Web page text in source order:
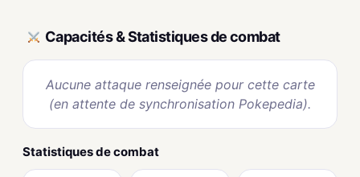
Capacités & Statistiques de combat
Aucune attaque renseignée pour cette carte
(en attente de synchronisation Pokepedia).
Statistiques de combat